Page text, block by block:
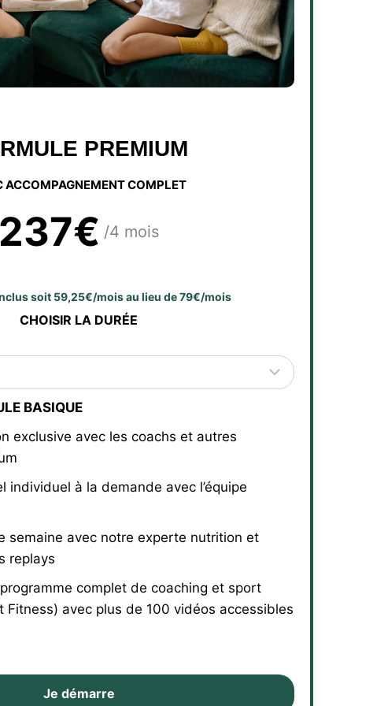
PREMIUM
ACCOMPAGNEMENT COMPLET
237€ /4 mois
soit 59,25€/mois au lieu de 79€/mois
CHOISIR LA DURÉE
BASIQUE
exclusive avec les coachs et autres
individuel à la demande avec l’équipe
semaine avec notre experte nutrition et
replays
complet de coaching et sport
Fitness) avec plus de 100 vidéos accessibles
Je démarre